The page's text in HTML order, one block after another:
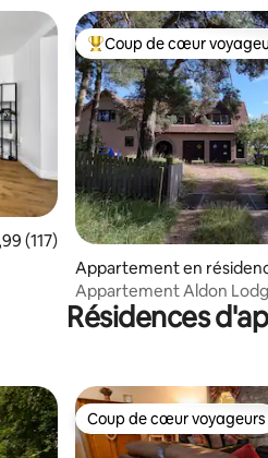
appréciés
moyenne sur la base de
(117)
Coups de cœur
Coup de cœur
Appartement en
Appartement Aldon
Résidences
Coup de cœur voyageurs
Coup de cœur voyageurs